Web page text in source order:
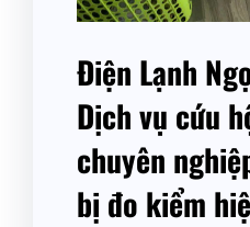
Điện Lạnh
Dịch vụ cứu
chuyên
bị đo kiểm